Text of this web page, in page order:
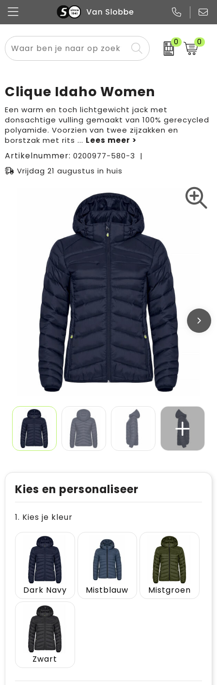
0 0
Alle categorieën
Snoep
Promo
Pennen
Notitieboekjes
Papier
Flessen
Glazen en karaffen
Merken
Meest gekozen
Sportkleding
Overig textiel
Boodschappen- en draagtassen
Sport & vrije tijd
Rugzakken
Clique Idaho Women
Een warm en toch lichtgewicht jack met
donsachtige vulling gemaakt van 100% gerecycled
polyamide. Voorzien van twee zijzakken en
borstzak met rits ...
Artikelnummer: 0200977-580-3
Vrijdag 21 augustus in huis
Kies en personaliseer
1. Kies je kleur
Dark Navy Mistblauw Mistgroen
Zwart